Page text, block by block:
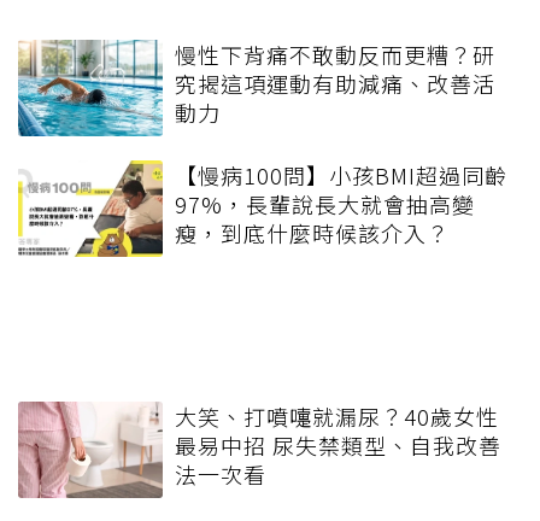
慢性下背痛不敢動反而更糟？研
究揭這項運動有助減痛、改善活
動力
【慢病100問】小孩BMI超過同齡
97%，長輩說長大就會抽高變
瘦，到底什麼時候該介入？
大笑、打噴嚏就漏尿？40歲女性
最易中招 尿失禁類型、自我改善
法一次看